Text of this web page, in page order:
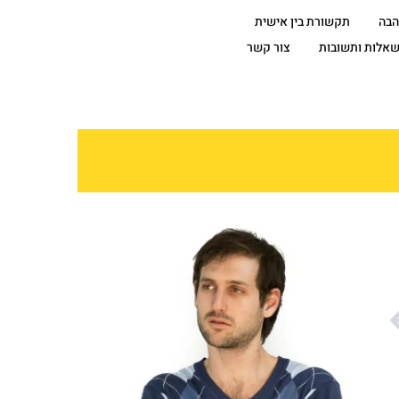
תקשורת בין אישית
ותשובות
צור קשר